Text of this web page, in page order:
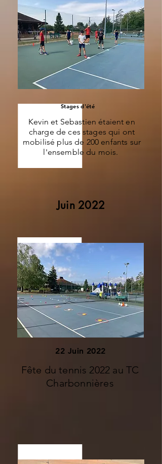
Kevin et Sebastien étaient en
charge de ces stages qui ont
mobilisé plus de 200 enfants sur
l'ensemble du mois.
Stages d'été
Juin 2022
Fête du tennis 2022 au TC
Charbonnières
22 Juin 2022